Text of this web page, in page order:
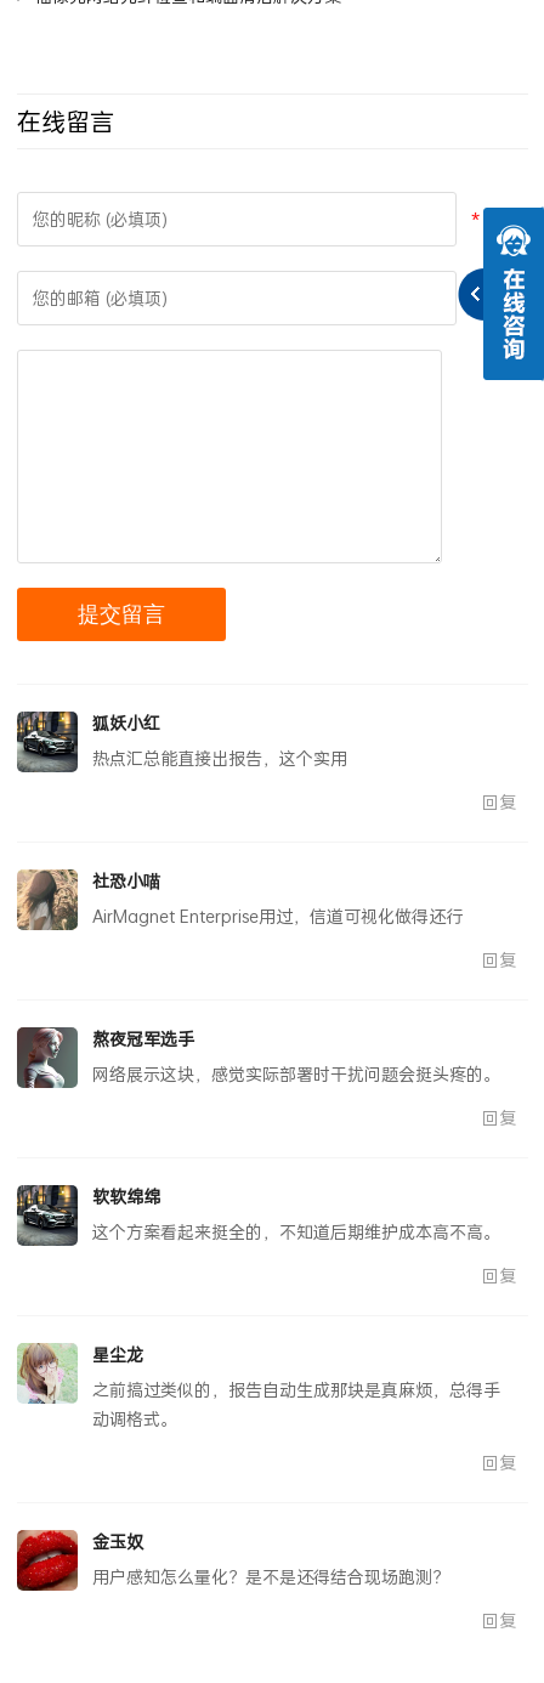
在线留言
*
*
狐妖小红
热点汇总能直接出报告，这个实用
回复
社恐小喵
AirMagnet Enterprise用过，信道可视化做得还行
回复
熬夜冠军选手
网络展示这块，感觉实际部署时干扰问题会挺头疼的。
回复
软软绵绵
这个方案看起来挺全的，不知道后期维护成本高不高。
回复
星尘龙
之前搞过类似的，报告自动生成那块是真麻烦，总得手
动调格式。
回复
金玉奴
用户感知怎么量化？是不是还得结合现场跑测？
回复